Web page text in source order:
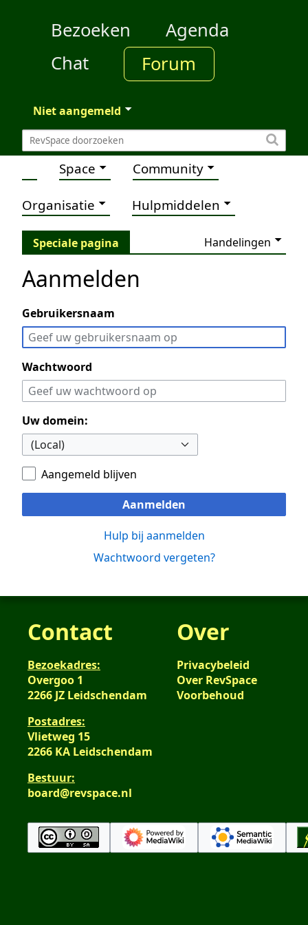
Bezoeken
Agenda
Chat
Forum
Niet aangemeld
Space Community
Organisatie Hulpmiddelen
Speciale pagina Handelingen
Aanmelden
Gebruikersnaam
Wachtwoord
Uw domein:
Aangemeld blijven
Aanmelden
Hulp bij aanmelden
Wachtwoord vergeten?
Contact
Bezoekadres:
Overgoo 1
2266 JZ Leidschendam
Postadres:
Vlietweg 15
2266 KA Leidschendam
Bestuur:
board@revspace.nl
Over
Privacybeleid
Over RevSpace
Voorbehoud